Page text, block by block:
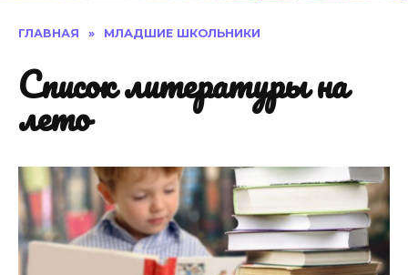
ГЛАВНАЯ » МЛАДШИЕ ШКОЛЬНИКИ
Список литературы на
лето